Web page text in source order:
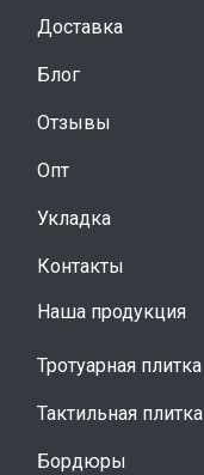
Доставка
Блог
Отзывы
Опт
Укладка
Контакты
Наша продукция
Тротуарная плитка
Тактильная плитка
Бордюры